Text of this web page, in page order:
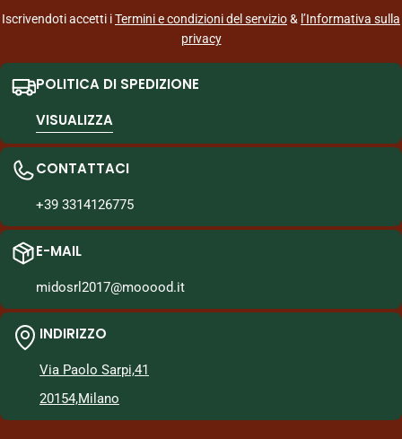
Iscrivendoti accetti iTermini e condizioni del servizio& l’Informativa sulla
privacy
POLITICA DI SPEDIZIONE
VISUALIZZA
CONTATTACI
+39 3314126775
E-MAIL
midosrl2017@mooood.it
INDIRIZZO
Via Paolo Sarpi,41
20154,Milano